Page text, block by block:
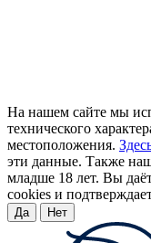
На нашем сайте мы
технического
местоположения.
эти данные. Также
младше 18 лет. Вы
cookies и
Да Нет